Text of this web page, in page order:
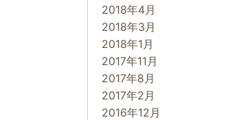
2018年4月
2018年3月
2018年1月
2017年11月
2017年8月
2017年2月
2016年12月